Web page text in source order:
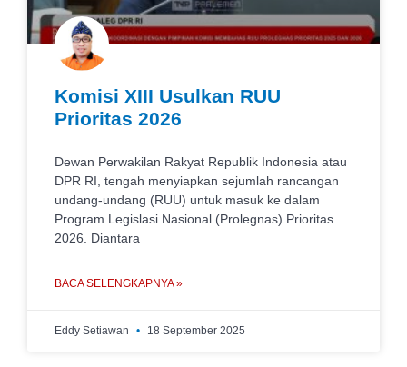
Komisi XIII Usulkan RUU
Prioritas 2026
Dewan Perwakilan Rakyat Republik Indonesia atau
DPR RI, tengah menyiapkan sejumlah rancangan
undang-undang (RUU) untuk masuk ke dalam
Program Legislasi Nasional (Prolegnas) Prioritas
2026. Diantara
BACA SELENGKAPNYA »
Eddy Setiawan 18 September 2025